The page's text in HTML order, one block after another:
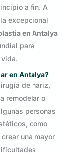
a fin. A
excepcional
en Antalya
para
en Antalya?
de nariz,
remodelar o
personas
como
una mayor